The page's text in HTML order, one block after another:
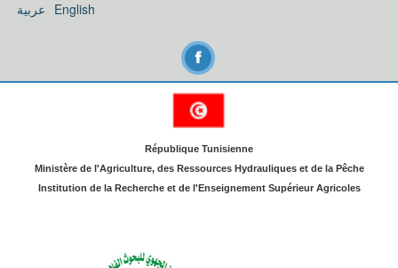
عربية English
République Tunisienne
Ministère de l'Agriculture, des Ressources Hydrauliques et de la Pêche
Institution de la Recherche et de l'Enseignement Supérieur Agricoles